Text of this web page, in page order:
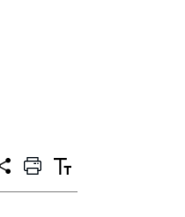
공
프
트
텍
트